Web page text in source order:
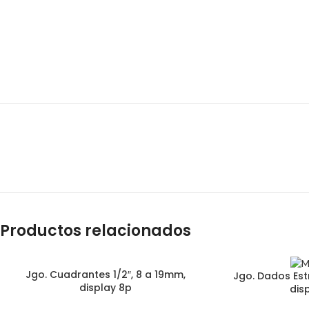
Productos relacionados
Jgo. Cuadrantes 1/2″, 8 a 19mm,
display 8p
Jgo. Dados